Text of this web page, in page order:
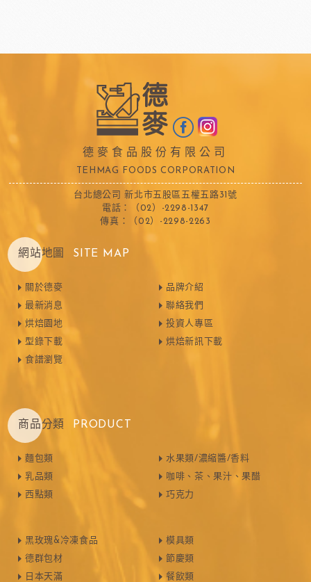
德麥食品股份有限公司
TEHMAG FOODS CORPORATION
台北總公司 新北市五股區五權五路31號
電話：（02）-2298-1347
傳真：（02）-2298-2263
網站地圖 SITE MAP
關於德麥
最新消息
烘焙園地
型錄下載
食譜瀏覽
品牌介紹
聯絡我們
投資人專區
烘焙新訊下載
商品分類 PRODUCT
麵包類
乳品類
西點類
水果類/濃縮醬/香料
咖啡、茶、果汁、果醋
巧克力
黑玫瑰&冷凍食品
德群包材
日本天滿
模具類
節慶類
餐飲類